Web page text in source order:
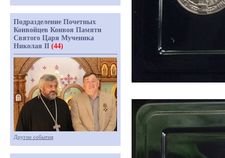
Подразделение Почетных
Конвойцев Конвоя Памяти
Святого Царя Мученика
Николая II (44)
Другие события